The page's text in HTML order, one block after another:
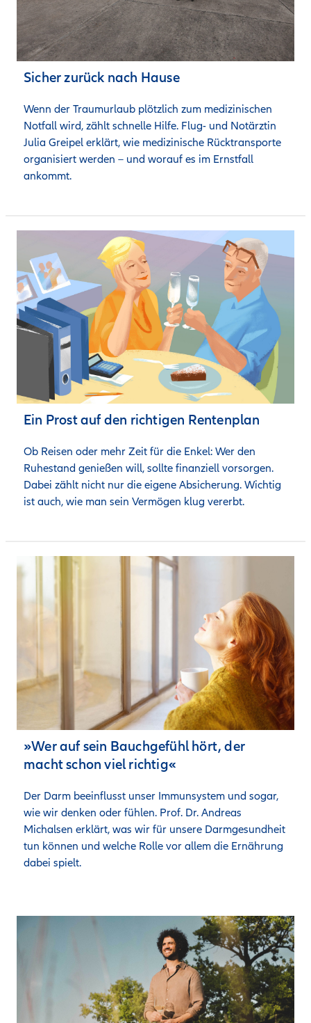
Sicher zurück nach Hause
Wenn der Traumurlaub plötzlich zum medizinischen
Notfall wird, zählt schnelle Hilfe. Flug- und Notärztin
Julia Greipel erklärt, wie medizinische Rücktransporte
organisiert werden – und worauf es im Ernstfall
ankommt.
Ein Prost auf den richtigen Rentenplan
Ob Reisen oder mehr Zeit für die Enkel: Wer den
Ruhestand genießen will, sollte finanziell vorsorgen.
Dabei zählt nicht nur die eigene Absicherung. Wichtig
ist auch, wie man sein Vermögen klug vererbt.
»Wer auf sein Bauchgefühl hört, der
macht schon viel richtig«
Der Darm beeinflusst unser Immunsystem und sogar,
wie wir denken oder fühlen. Prof. Dr. Andreas
Michalsen erklärt, was wir für unsere Darmgesundheit
tun können und welche Rolle vor allem die Ernährung
dabei spielt.